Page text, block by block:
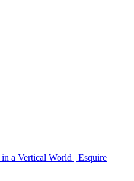
a Vertical World | Esquire